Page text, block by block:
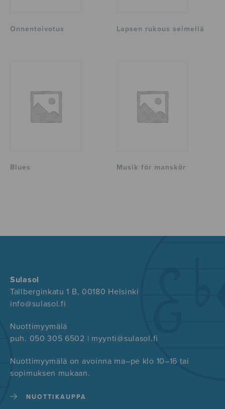
Onnentoivotus Lapsen rukous seimellä
Blues Musik för manskör
Sulasol
Tallberginkatu 1 B, 00180 Helsinki
info@sulasol.fi
Nuottimyymälä
puh. 050 305 6502 | myynti@sulasol.fi
Nuottimyymälä on avoinna ma–pe klo 10–16 tai
sopimuksen mukaan.
NUOTTIKAUPPA